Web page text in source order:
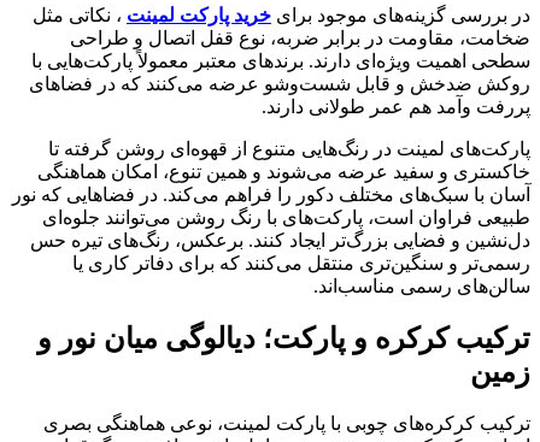
در بررسی گزینه‌های موجود برای خرید پارکت لمینت ، نکاتی مثل
ضخامت، مقاومت در برابر ضربه، نوع قفل اتصال و طراحی
سطحی اهمیت ویژه‌ای دارند. برندهای معتبر معمولاً پارکت‌هایی با
روکش ضدخش و قابل شست‌وشو عرضه می‌کنند که در فضاهای
پررفت وآمد هم عمر طولانی دارند.
پارکت‌های لمینت در رنگ‌هایی متنوع از قهوه‌ای روشن گرفته تا
خاکستری و سفید عرضه می‌شوند و همین تنوع، امکان هماهنگی
آسان با سبک‌های مختلف دکور را فراهم می‌کند. در فضاهایی که نور
طبیعی فراوان است، پارکت‌های با رنگ روشن می‌توانند جلوه‌ای
دل‌نشین و فضایی بزرگ‌تر ایجاد کنند. برعکس، رنگ‌های تیره حس
رسمی‌تر و سنگین‌تری منتقل می‌کنند که برای دفاتر کاری یا
سالن‌های رسمی مناسب‌اند.
ترکیب کرکره و پارکت؛ دیالوگی میان نور و
زمین
ترکیب کرکره‌های چوبی با پارکت لمینت، نوعی هماهنگی بصری